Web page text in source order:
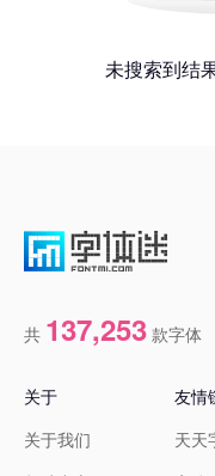
未搜索到结
共 137,253 款字体
关于
关于我们
友情
天天